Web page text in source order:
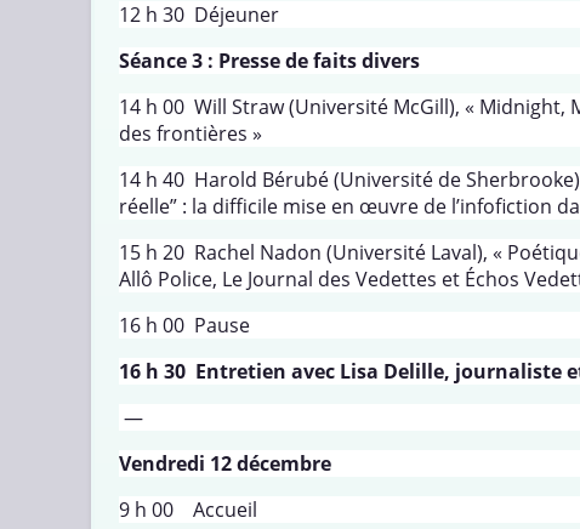
12 h 30 Déjeuner
Séance 3 : Presse de faits divers
14 h 00 Will Straw (Université McGill), «
des frontières »
14 h 40 Harold Bérubé (Université de
réelle” : la difficile mise en œuvre de l’infofiction
15 h 20 Rachel Nadon (Université Laval), «
Allô Police, Le Journal des Vedettes et Échos
16 h 00 Pause
16 h 30 Entretien avec Lisa Delille, journaliste
—
Vendredi 12 décembre
9 h 00 Accueil